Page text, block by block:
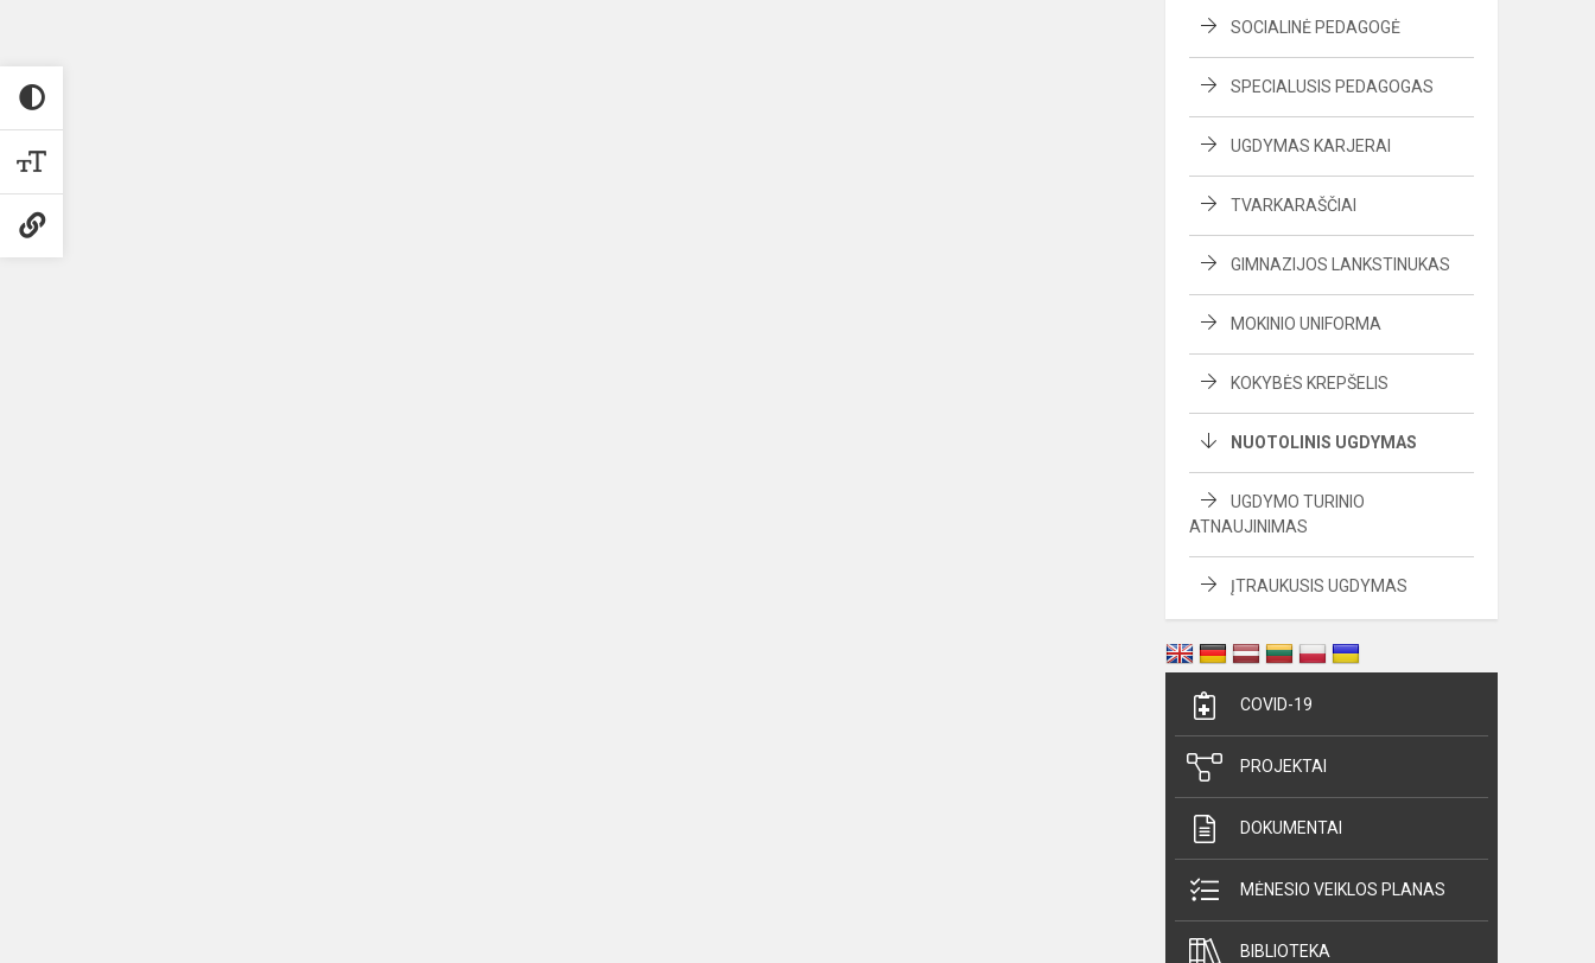
SOCIALINĖ PEDAGOGĖ
SPECIALUSIS PEDAGOGAS
UGDYMAS KARJERAI
TVARKARAŠČIAI
GIMNAZIJOS LANKSTINUKAS
MOKINIO UNIFORMA
KOKYBĖS KREPŠELIS
NUOTOLINIS UGDYMAS
UGDYMO TURINIO
ATNAUJINIMAS
ĮTRAUKUSIS UGDYMAS
COVID-19
PROJEKTAI
DOKUMENTAI
MĖNESIO VEIKLOS PLANAS
BIBLIOTEKA